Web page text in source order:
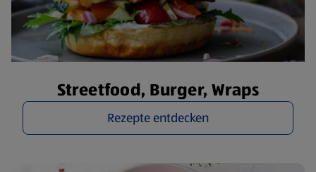
Streetfood, Burger, Wraps
Rezepte entdecken